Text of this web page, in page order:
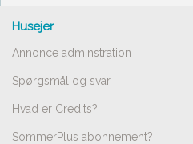
Husejer
Annonce adminstration
Spørgsmål og svar
Hvad er Credits?
SommerPlus abonnement?